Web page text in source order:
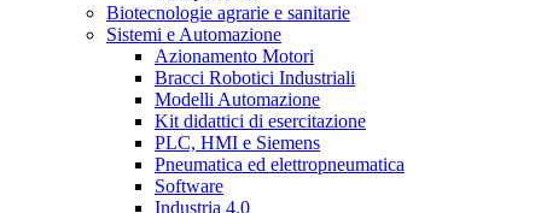
Biotecnologie agrarie e sanitarie
Sistemi e Automazione
Azionamento Motori
Bracci Robotici Industriali
Modelli Automazione
Kit didattici di esercitazione
PLC, HMI e Siemens
Pneumatica ed elettropneumatica
Software
Industria 4.0